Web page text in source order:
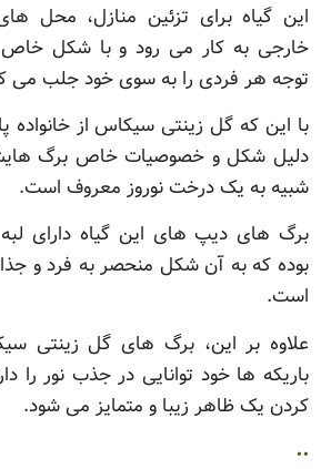
این گیاه برای تزئین منازل، محل
خارجی به کار می رود و با شکل خاص
توجه هر فردی را به سوی خود جلب می
با این که گل زینتی سیکاس از خانواده
دلیل شکل و خصوصیات خاص برگ
شبیه به یک درخت نوروز معروف است.
برگ های دیپ های این گیاه دارای
بوده که به آن شکل منحصر به فرد و
است.
علاوه بر این، برگ های گل زینتی
باریکه ها خود توانایی در جذب نور را
کردن یک ظاهر زیبا و متمایز می شود.
..